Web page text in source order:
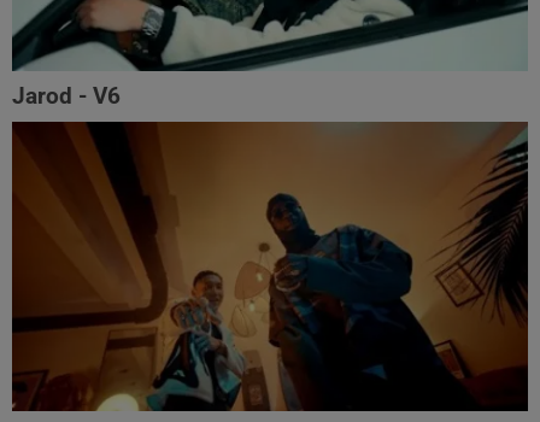
Jarod - V6